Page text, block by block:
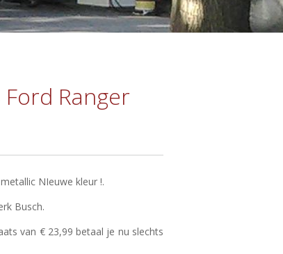
Ranger
NIeuwe kleur !.
Busch.
van € 23,99 betaal je nu slechts